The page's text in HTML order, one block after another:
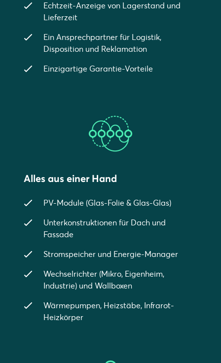
Echtzeit-Anzeige von Lagerstand und
Lieferzeit
Ein Ansprechpartner für Logistik,
Disposition und Reklamation
Einzigartige Garantie-Vorteile
Alles aus einer Hand
PV-Module (Glas-Folie & Glas-Glas)
Unterkonstruktionen für Dach und
Fassade
Stromspeicher und Energie-Manager
Wechselrichter (Mikro, Eigenheim,
Industrie) und Wallboxen
Wärmepumpen, Heizstäbe, Infrarot-
Heizkörper